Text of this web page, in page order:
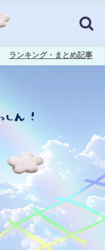
ランキング・まとめ記事